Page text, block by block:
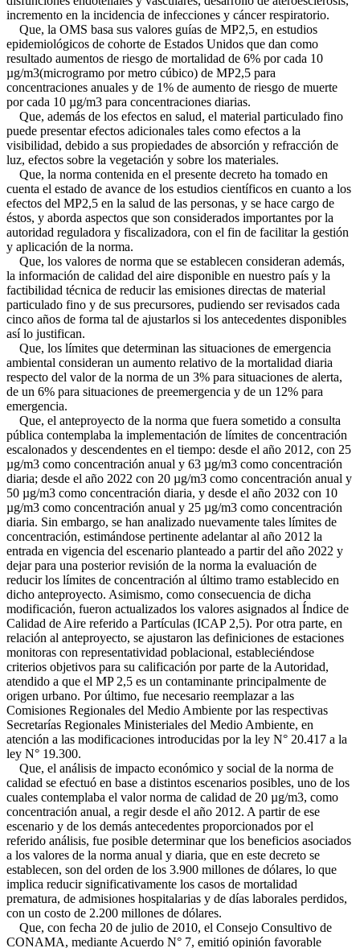
incremento en la incidencia de infecciones y cáncer respiratorio.
Que, la OMS basa sus valores guías de MP2,5, en estudios
epidemiológicos de cohorte de Estados Unidos que dan como
resultado aumentos de riesgo de mortalidad de 6% por cada 10
µg/m3(microgramo por metro cúbico) de MP2,5 para
concentraciones anuales y de 1% de aumento de riesgo de muerte
por cada 10 µg/m3 para concentraciones diarias.
Que, además de los efectos en salud, el material particulado fino
puede presentar efectos adicionales tales como efectos a la
visibilidad, debido a sus propiedades de absorción y refracción de
luz, efectos sobre la vegetación y sobre los materiales.
Que, la norma contenida en el presente decreto ha tomado en
cuenta el estado de avance de los estudios científicos en cuanto a los
efectos del MP2,5 en la salud de las personas, y se hace cargo de
éstos, y aborda aspectos que son considerados importantes por la
autoridad reguladora y fiscalizadora, con el fin de facilitar la gestión
y aplicación de la norma.
Que, los valores de norma que se establecen consideran además,
la información de calidad del aire disponible en nuestro país y la
factibilidad técnica de reducir las emisiones directas de material
particulado fino y de sus precursores, pudiendo ser revisados cada
cinco años de forma tal de ajustarlos si los antecedentes disponibles
así lo justifican.
Que, los límites que determinan las situaciones de emergencia
ambiental consideran un aumento relativo de la mortalidad diaria
respecto del valor de la norma de un 3% para situaciones de alerta,
de un 6% para situaciones de preemergencia y de un 12% para
emergencia.
Que, el anteproyecto de la norma que fuera sometido a consulta
pública contemplaba la implementación de límites de concentración
escalonados y descendentes en el tiempo: desde el año 2012, con 25
µg/m3 como concentración anual y 63 µg/m3 como concentración
diaria; desde el año 2022 con 20 µg/m3 como concentración anual y
50 µg/m3 como concentración diaria, y desde el año 2032 con 10
µg/m3 como concentración anual y 25 µg/m3 como concentración
diaria. Sin embargo, se han analizado nuevamente tales límites de
concentración, estimándose pertinente adelantar al año 2012 la
entrada en vigencia del escenario planteado a partir del año 2022 y
dejar para una posterior revisión de la norma la evaluación de
reducir los límites de concentración al último tramo establecido en
dicho anteproyecto. Asimismo, como consecuencia de dicha
modificación, fueron actualizados los valores asignados al Índice de
Calidad de Aire referido a Partículas (ICAP 2,5). Por otra parte, en
relación al anteproyecto, se ajustaron las definiciones de estaciones
monitoras con representatividad poblacional, estableciéndose
criterios objetivos para su calificación por parte de la Autoridad,
atendido a que el MP 2,5 es un contaminante principalmente de
origen urbano. Por último, fue necesario reemplazar a las
Comisiones Regionales del Medio Ambiente por las respectivas
Secretarías Regionales Ministeriales del Medio Ambiente, en
atención a las modificaciones introducidas por la ley N° 20.417 a la
ley N° 19.300.
Que, el análisis de impacto económico y social de la norma de
calidad se efectuó en base a distintos escenarios posibles, uno de los
cuales contemplaba el valor norma de calidad de 20 µg/m3, como
concentración anual, a regir desde el año 2012. A partir de ese
escenario y de los demás antecedentes proporcionados por el
referido análisis, fue posible determinar que los beneficios asociados
a los valores de la norma anual y diaria, que en este decreto se
establecen, son del orden de los 3.900 millones de dólares, lo que
implica reducir significativamente los casos de mortalidad
prematura, de admisiones hospitalarias y de días laborales perdidos,
con un costo de 2.200 millones de dólares.
Que, con fecha 20 de julio de 2010, el Consejo Consultivo de
CONAMA, mediante Acuerdo N° 7, emitió opinión favorable